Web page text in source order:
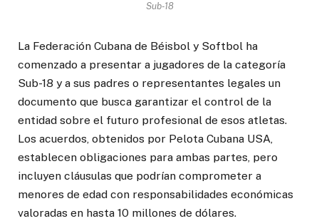
Sub-18
La Federación Cubana de Béisbol y Softbol ha
comenzado a presentar a jugadores de la categoría
Sub-18 y a sus padres o representantes legales un
documento que busca garantizar el control de la
entidad sobre el futuro profesional de esos atletas.
Los acuerdos, obtenidos por Pelota Cubana USA,
establecen obligaciones para ambas partes, pero
incluyen cláusulas que podrían comprometer a
menores de edad con responsabilidades económicas
valoradas en hasta 10 millones de dólares.